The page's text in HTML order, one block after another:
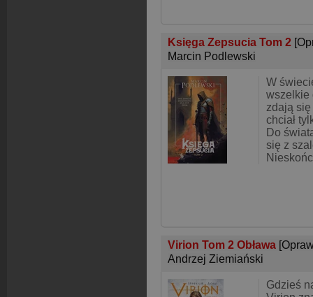
Księga Zepsucia Tom 2
Marcin Podlewski
W
wszelkie
zdają
chciał
Do
się z
Virion Tom 2 Obława
Andrzej Ziemiański
Gdzieś